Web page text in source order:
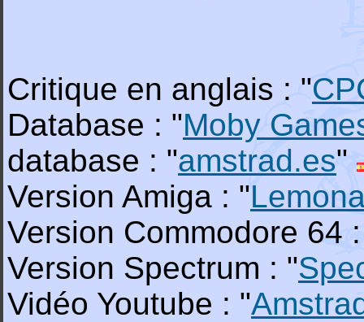
Critique en anglais : "
Database : "Moby
database : "amstrad.es"
Version Amiga : "
Version Commodore 64
Version Spectrum : "
Vidéo Youtube : "